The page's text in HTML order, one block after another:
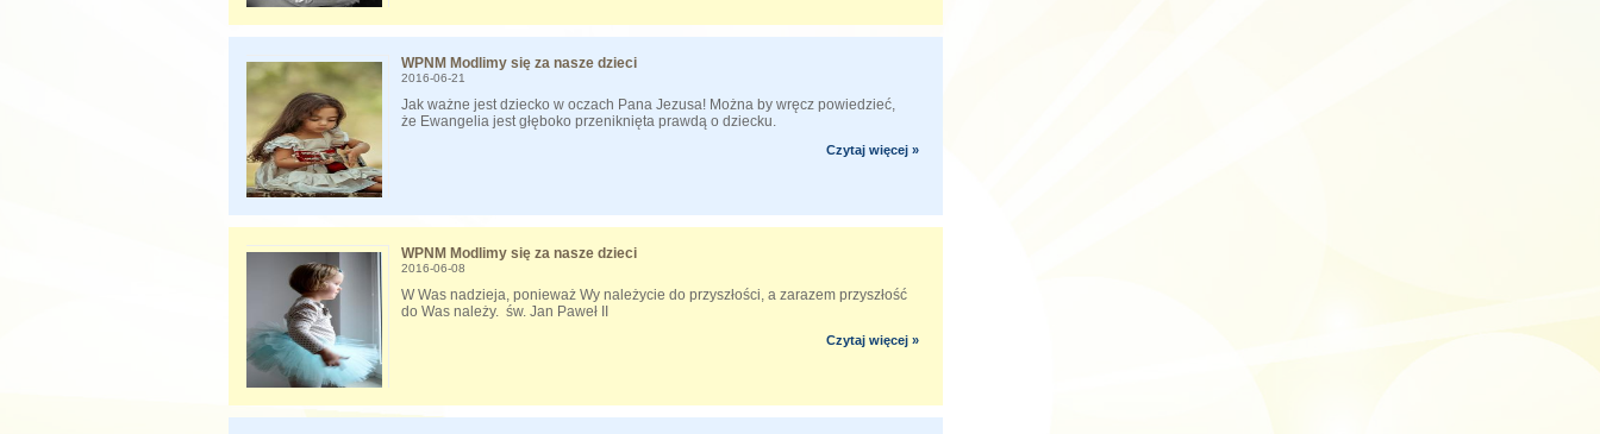
WPNM Modlimy się za nasze dzieci
2016-06-21
Jak ważne jest dziecko w oczach Pana Jezusa! Można by wręcz powiedzieć,
że Ewangelia jest głęboko przeniknięta prawdą o dziecku.
Czytaj więcej »
WPNM Modlimy się za nasze dzieci
2016-06-08
W Was nadzieja, ponieważ Wy należycie do przyszłości, a zarazem przyszłość
do Was należy. św. Jan Paweł II
Czytaj więcej »